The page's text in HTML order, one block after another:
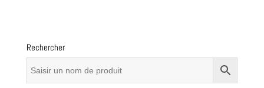
Rechercher